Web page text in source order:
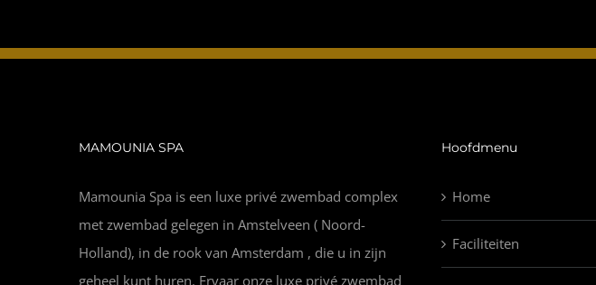
MAMOUNIA SPA
Mamounia Spa is een luxe privé zwembad complex
met zwembad gelegen in Amstelveen ( Noord-
Holland), in de rook van Amsterdam , die u in zijn
geheel kunt huren. Ervaar onze luxe privé zwembad
Hoofdmenu
Home
Faciliteiten